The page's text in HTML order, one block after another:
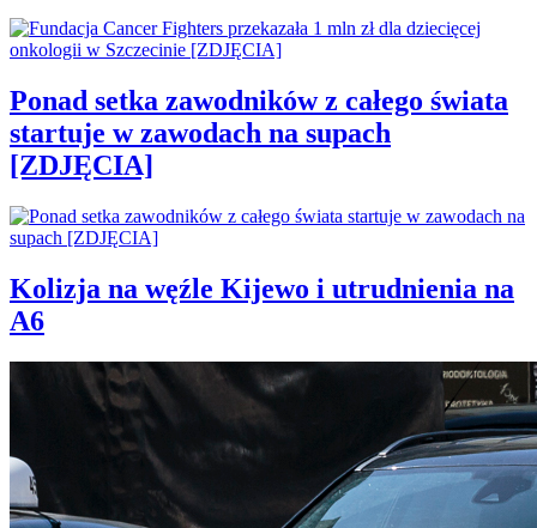
Ponad setka zawodników z całego świata
startuje w zawodach na supach
[ZDJĘCIA]
Kolizja na węźle Kijewo i utrudnienia na
A6